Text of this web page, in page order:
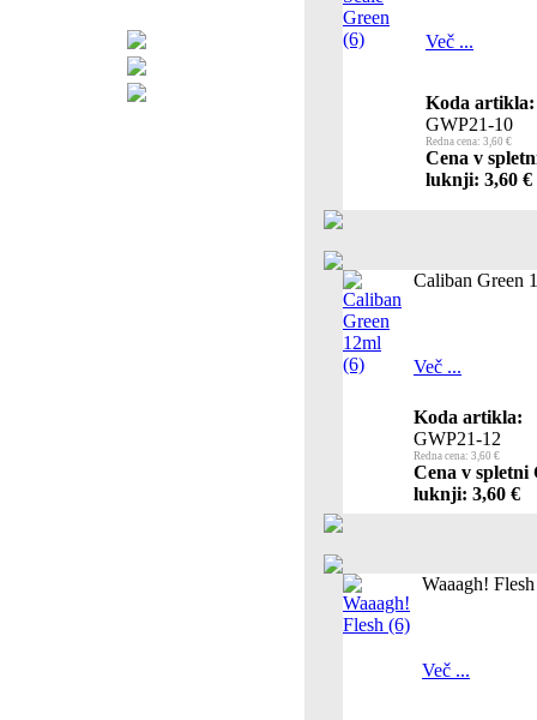
Več ...
Koda artikla:
GWP21-10
Redna cena: 3,60 €
Cena v
luknji: 3,60 €
Caliban Green
Več ...
Koda artikla:
GWP21-12
Redna cena: 3,60 €
Cena v spletni
luknji: 3,60 €
Waaagh!
Več ...